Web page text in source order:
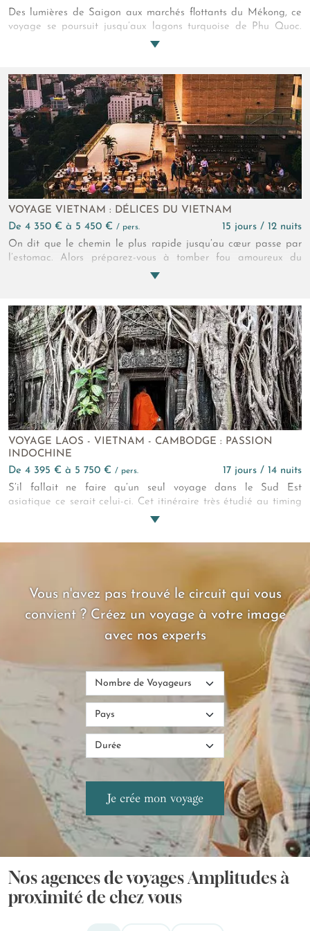
Des lumières de Saigon aux marchés flottants du Mékong, ce
voyage se poursuit jusqu’aux lagons turquoise de Phu Quoc.
Entre balades urbaines, paysages apaisants du Mékong,
une facette différente du pays du Dragon
VOYAGE VIETNAM : DÉLICES DU VIETNAM
de 4 350 € à 5 450 € / pers.
15 jours / 12 nuits
On dit que le chemin le plus rapide jusqu’au cœur passe par
l’estomac. Alors préparez-vous à tomber fou amoureux du
Dragon de l’Asie ! Rencontres, ateliers, dégustations
Vietnam est un régal pour tous vos sens… Chúc ngon mi?ng
(bon appétit) !
VOYAGE LAOS - VIETNAM - CAMBODGE : PASSION
INDOCHINE
de 4 395 € à 5 750 € / pers.
17 jours / 14 nuits
S’il fallait ne faire qu’un seul voyage dans le Sud Est
asiatique ce serait celui-ci. Cet itinéraire très étudié au timing
idéal réunit l’essentiel de l’art monumental et des beautés
rencontres.
Vous n'avez pas trouvé le circuit qui vous
convient ? Créez un voyage à votre image
avec nos experts
Nos agences de voyages Amplitudes à
proximité de chez vous